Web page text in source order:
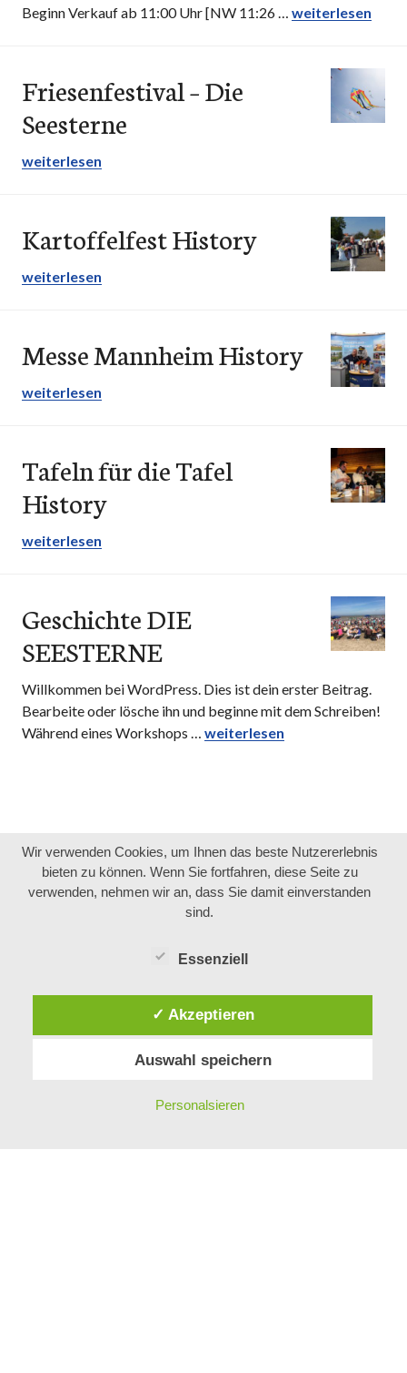
Beginn Verkauf ab 11:00 Uhr [NW 11:26 … DIE
weiterlesen
Friesenfestival – Die
Seesterne
Friesenfestival – Die Seesterne
weiterlesen
Kartoffelfest History
Kartoffelfest History
weiterlesen
Messe Mannheim History
Messe Mannheim History
weiterlesen
Tafeln für die Tafel
History
Tafeln für die Tafel History
weiterlesen
Geschichte DIE
SEESTERNE
Willkommen bei WordPress. Dies ist dein erster Beitrag.
Bearbeite oder lösche ihn und beginne mit dem Schreiben!
Während eines Workshops … Geschichte DIE SEESTERNE
weiterlesen
Proudly powered by WordPress
Theme: Publication von
Wir verwenden Cookies, um Ihnen das beste Nutzererlebnis
bieten zu können. Wenn Sie fortfahren, diese Seite zu
verwenden, nehmen wir an, dass Sie damit einverstanden
sind.
Essenziell
✓ Akzeptieren
Auswahl speichern
Personalsieren